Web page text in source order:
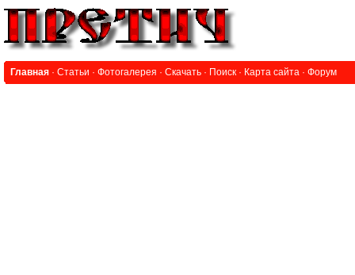
Главная · Статьи · Фотогалерея · Скачать · Поиск · Карта сайта · Форум